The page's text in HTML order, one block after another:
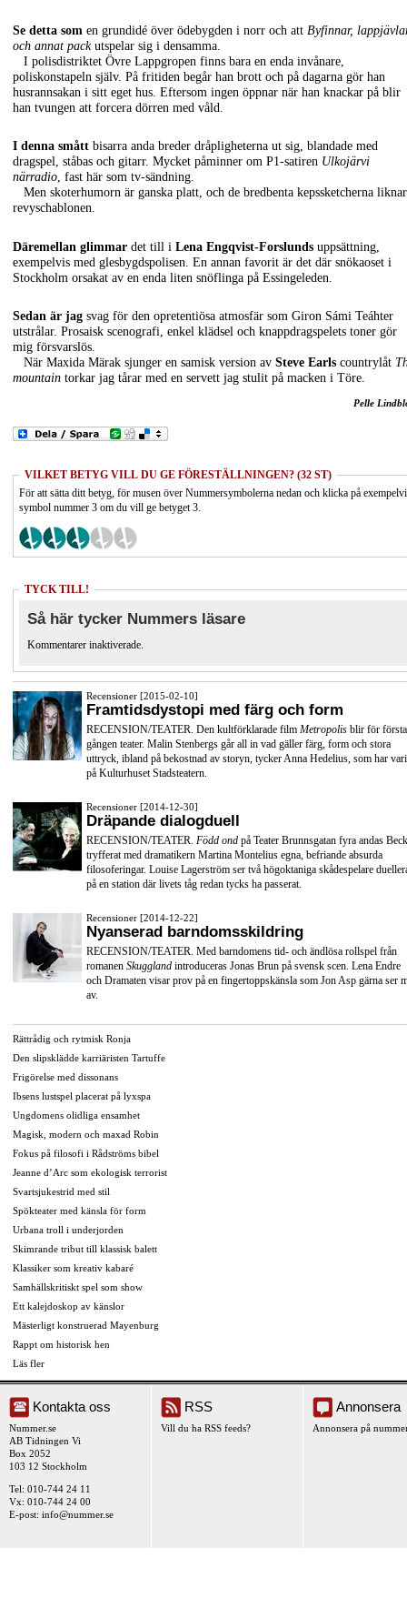
Se detta som en grundidé över ödebygden i norr och att Byfinnar,
och annat pack utspelar sig i densamma.
I polisdistriktet Övre Lappgropen finns bara en enda invånare,
poliskonstapeln själv. På fritiden begår han brott och på dagarna gör han
husrannsakan i sitt eget hus. Eftersom ingen öppnar när han knackar på blir
han tvungen att forcera dörren med våld.
I denna smått bisarra anda breder dråpligheterna ut sig, blandade med
dragspel, ståbas och gitarr. Mycket påminner om P1-satiren Ulkojärvi
närradio, fast här som tv-sändning.
Men skoterhumorn är ganska platt, och de bredbenta kepssketcherna liknar
revyschablonen.
Däremellan glimmar det till i Lena Engqvist-Forslunds uppsättning,
exempelvis med glesbygdspolisen. En annan favorit är det där snökaoset i
Stockholm orsakat av en enda liten snöflinga på Essingeleden.
Sedan är jag svag för den opretentiösa atmosfär som Giron Sámi Teáhter
utstrålar. Prosaisk scenografi, enkel klädsel och knappdragspelets toner gör
mig försvarslös.
När Maxida Märak sjunger en samisk version av Steve Earls countrylåt
mountain torkar jag tårar med en servett jag stulit på macken i Töre.
Pelle
VILKET BETYG VILL DU GE FÖRESTÄLLNINGEN? (32 ST)
För att sätta ditt betyg, för musen över Nummersymbolerna nedan och klicka på
symbol nummer 3 om du vill ge betyget 3.
TYCK TILL!
Så här tycker Nummers läsare
Kommentarer inaktiverade.
Recensioner [2015-02-10]
Framtidsdystopi med färg och form
RECENSION/TEATER. Den kultförklarade film Metropolis blir för första
gången teater. Malin Stenbergs går all in vad gäller färg, form och stora
uttryck, ibland på bekostnad av storyn, tycker Anna Hedelius, som har
på Kulturhuset Stadsteatern.
Recensioner [2014-12-30]
Dräpande dialogduell
RECENSION/TEATER. Född ond på Teater Brunnsgatan fyra andas
tryfferat med dramatikern Martina Montelius egna, befriande absurda
filosoferingar. Louise Lagerström ser två högoktaniga skådespelare
på en station där livets tåg redan tycks ha passerat.
Recensioner [2014-12-22]
Nyanserad barndomsskildring
RECENSION/TEATER. Med barndomens tid- och ändlösa rollspel från
romanen Skuggland introduceras Jonas Brun på svensk scen. Lena Endre
och Dramaten visar prov på en fingertoppskänsla som Jon Asp gärna ser
av.
Rättrådig och rytmisk Ronja
Den slipsklädde karriäristen Tartuffe
Frigörelse med dissonans
Ibsens lustspel placerat på lyxspa
Ungdomens olidliga ensamhet
Magisk, modern och maxad Robin
Fokus på filosofi i Rådströms bibel
Jeanne d’Arc som ekologisk terrorist
Svartsjukestrid med stil
Spökteater med känsla för form
Urbana troll i underjorden
Skimrande tribut till klassisk balett
Klassiker som kreativ kabaré
Samhällskritiskt spel som show
Ett kalejdoskop av känslor
Mästerligt konstruerad Mayenburg
Rappt om historisk hen
Läs fler
Kontakta oss
Nummer.se
AB Tidningen Vi
Box 2052
103 12 Stockholm
Tel: 010-744 24 11
Vx: 010-744 24 00
E-post: info@nummer.se
RSS
Vill du ha RSS feeds?
Annonsera
Annonsera på